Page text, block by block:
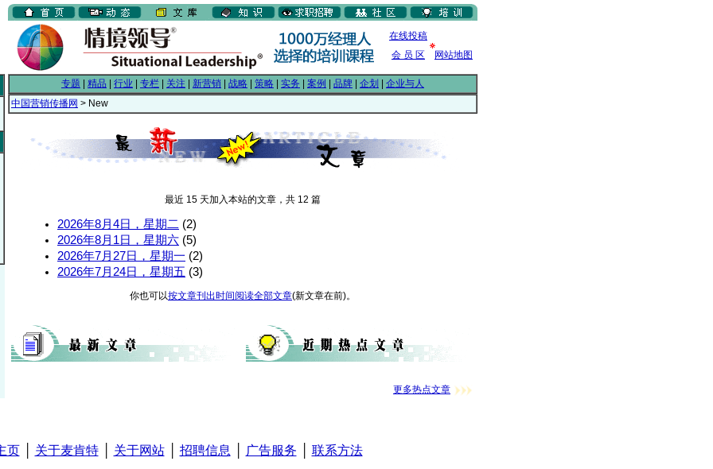
在线投稿
会 员 区
网站地图
专题 精品 行业 专栏 关注 新营销 战略 策略 实务 案例 品牌 企划
企业与人
中国营销传播网 > New
最近 15 天加入本站的文章，共 12 篇
2026年8月4日，星期二 (2)
2026年8月1日，星期六 (5)
2026年7月27日，星期一 (2)
2026年7月24日，星期五 (3)
你也可以按文章刊出时间阅读全部文章(新文章在前)。
更多热点文章
页│ 关于麦肯特│ 关于网站│ 招聘信息 广告服务 联系方法